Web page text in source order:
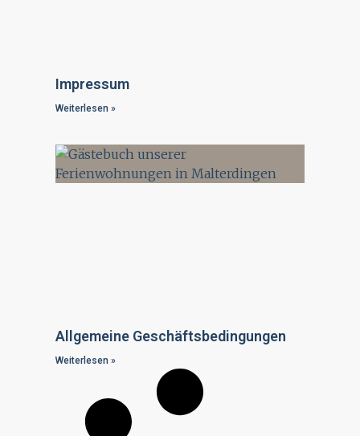
Impressum
Weiterlesen »
Allgemeine Geschäftsbedingungen
Weiterlesen »